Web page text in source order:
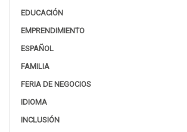
EDUCACIÓN
EMPRENDIMIENTO
ESPAÑOL
FAMILIA
FERIA DE NEGOCIOS
IDIOMA
INCLUSIÓN